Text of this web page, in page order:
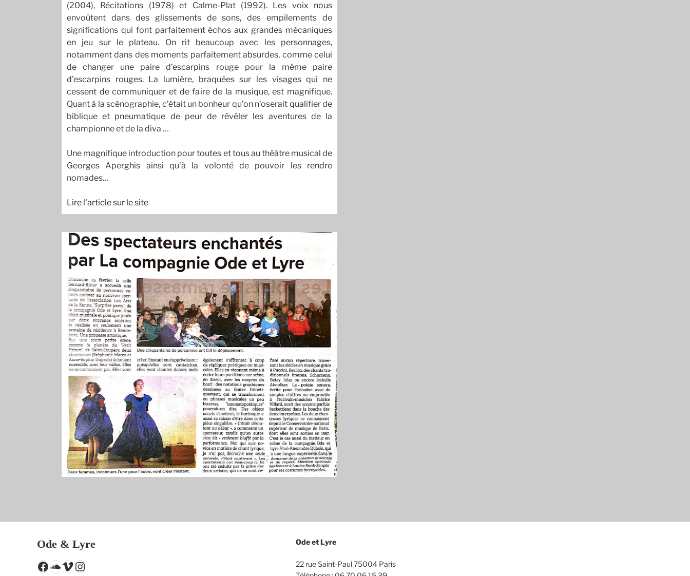
(2004), Récitations (1978) et Calme-Plat (1992). Les voix nous
envoûtent dans des glissements de sons, des empilements de
significations qui font parfaitement échos aux grandes mécaniques
en jeu sur le plateau. On rit beaucoup avec les personnages,
notamment dans des moments parfaitement absurdes, comme celui
de changer une paire d’escarpins rouge pour la même paire
d’escarpins rouges. La lumière, braquées sur les visages qui ne
cessent de communiquer et de faire de la musique, est magnifique.
Quant à la scénographie, c’était un bonheur qu’on n’oserait qualifier de
biblique et pneumatique de peur de révéler les aventures de la
championne et de la diva …
Une magnifique introduction pour toutes et tous au théâtre musical de
Georges Aperghis ainsi qu’à la volonté de pouvoir les rendre
nomades…
Lire l'article sur le site
Ode & Lyre
Facebook
SoundCloud
Vimeo
Instagram
Ode et Lyre
22 rue Saint-Paul 75004 Paris